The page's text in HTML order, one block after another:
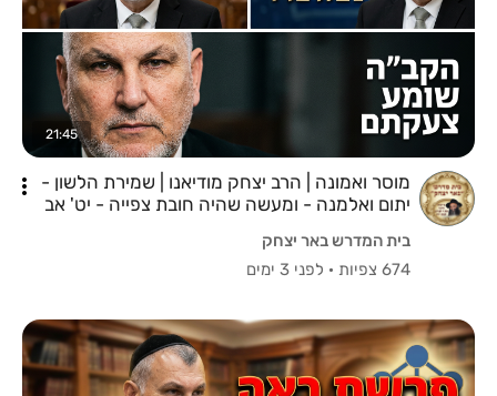
21:45
מוסר ואמונה | הרב יצחק מודיאנו | שמירת הלשון -
יתום ואלמנה - ומעשה שהיה חובת צפייה - יט' אב
בית המדרש באר יצחק
674 צפיות
· לפני 3 ימים